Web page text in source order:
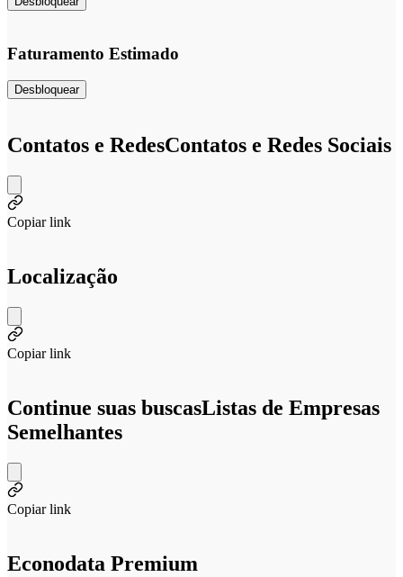
Faturamento Estimado
Desbloquear
Contatos e RedesContatos e Redes Sociais
Copiar link
Localização
Copiar link
Continue suas buscasListas de Empresas
Semelhantes
Copiar link
Econodata Premium